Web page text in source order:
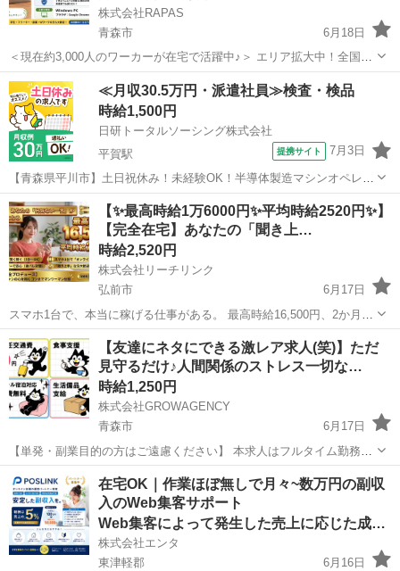
株式会社RAPAS
青森市
6月18日
＜現在約3,000人のワーカーが在宅で活躍中♪＞ エリア拡大中！全国ど
こでもお仕事可能です！！ 仕事量増加につき大量採用予定です！！ 家
事、子育ての合間、休日や仕事終わりに内職しませんか？？ ☆Pマー
ク（プライバ...
青森 青森市 その他 マニュアル
≪月収30.5万円・派遣社員≫検査・検品
時給1,500円
日研トータルソーシング株式会社
平賀駅
提携サイト 7月3日
【青森県平川市】土日祝休み！未経験OK！半導体製造マシンオペレー
ター・顕微鏡検査《お仕事No.2A313》 お仕事について クリーンルー
ム内における半導体製造業務です。製造装置の操作および顕微鏡を使
用した検査を担当します。...
青森 平川市 平賀駅 その他
【✨最高時給1万6000円✨平均時給2520円✨】
【完全在宅】あなたの「聞き上…
時給2,520円
株式会社リーチリンク
弘前市
6月17日
スマホ1台で、本当に稼げる仕事がある。 最高時給16,500円、2か月目
の平均時給2,520円——これは、当事務所が実際に育ててきたライバー
さんたちのリアルな数字です。 【お仕事の内容】 ライブ配信アプリ
を...
青森 弘前市 その他 占い師
【友達にネタにできる激レア求人(笑)】ただ
見守るだけ♪人間関係のストレス一切な…
時給1,250円
株式会社GROWAGENCY
青森市
6月17日
【単発・副業目的の方はご遠慮ください】 本求人はフルタイム勤務・
一定期間のご就業を前提としたお仕事です。 「空いた時間で少し稼
ぐ」よりも、「短期間でしっかり貯金したい」方に向いています。 テ
ィッシュ配りをしているス...
青森 青森市 その他 レア
在宅OK｜作業ほぼ無しで月々~数万円の副収
入のWeb集客サポート
Web集客によって発生した売上に応じた成果報酬
株式会社エンタ
東津軽郡
6月16日